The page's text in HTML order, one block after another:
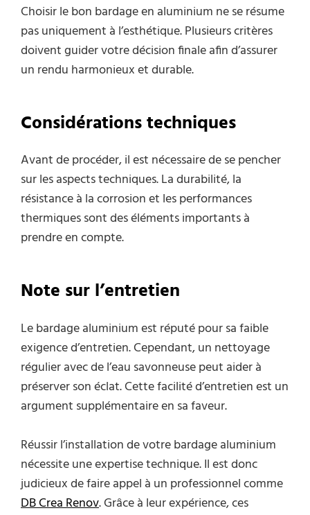
Choisir le bon bardage en aluminium ne se résume
pas uniquement à l’esthétique. Plusieurs critères
doivent guider votre décision finale afin d’assurer
un rendu harmonieux et durable.
Considérations techniques
Avant de procéder, il est nécessaire de se pencher
sur les aspects techniques. La durabilité, la
résistance à la corrosion et les performances
thermiques sont des éléments importants à
prendre en compte.
Note sur l’entretien
Le bardage aluminium est réputé pour sa faible
exigence d’entretien. Cependant, un nettoyage
régulier avec de l’eau savonneuse peut aider à
préserver son éclat. Cette facilité d’entretien est un
argument supplémentaire en sa faveur.
Réussir l’installation de votre bardage aluminium
nécessite une expertise technique. Il est donc
judicieux de faire appel à un professionnel comme
DB Crea Renov. Grâce à leur expérience, ces